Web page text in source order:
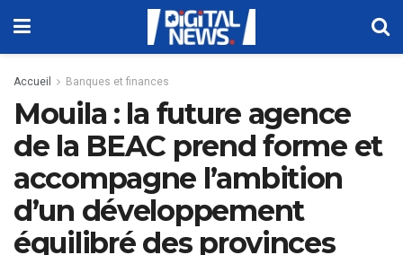
Accueil Banques et finances
Mouila : la future agence
de la BEAC prend forme et
accompagne l’ambition
d’un développement
équilibré des provinces